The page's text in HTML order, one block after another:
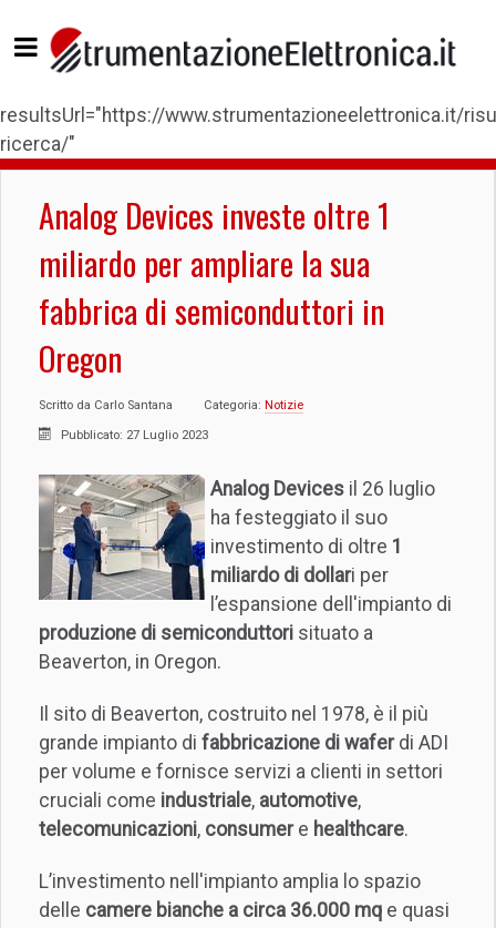
resultsUrl="https://www.strumentazioneelettronica.it/
ricerca/"
Analog Devices investe oltre 1
miliardo per ampliare la sua
fabbrica di semiconduttori in
Oregon
Scritto da Carlo Santana Categoria: Notizie
Pubblicato: 27 Luglio 2023
Analog Devices il 26 luglio
ha festeggiato il suo
investimento di oltre 1
miliardo di dollari per
l’espansione dell'impianto di
produzione di semiconduttori situato a
Beaverton, in Oregon.
Il sito di Beaverton, costruito nel 1978, è il più
grande impianto di fabbricazione di waferdi ADI
per volume e fornisce servizi a clienti in settori
cruciali come industriale, automotive,
telecomunicazioni, consumere healthcare.
L’investimento nell'impianto amplia lo spazio
delle camere bianche a circa 36.000 mq e quasi